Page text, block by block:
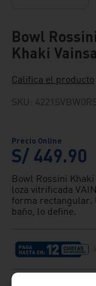
Bowl
Khaki Vainsa
Califica el producto
SKU :
S/ 449.90
Bowl Rossini
loza vitrificada
forma rectangular.
baño, lo define.